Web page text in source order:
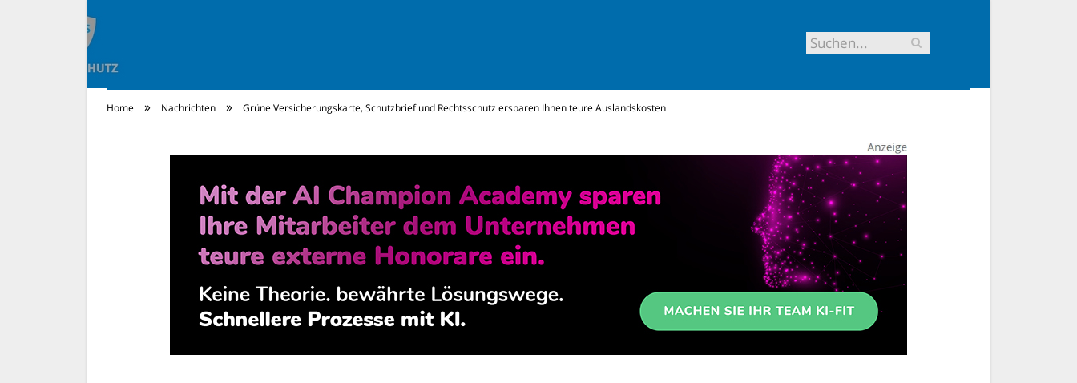
Home » Nachrichten » Grüne Versicherungskarte, Schutzbrief und Rechtsschutz ersparen Ihnen teure Auslandskosten